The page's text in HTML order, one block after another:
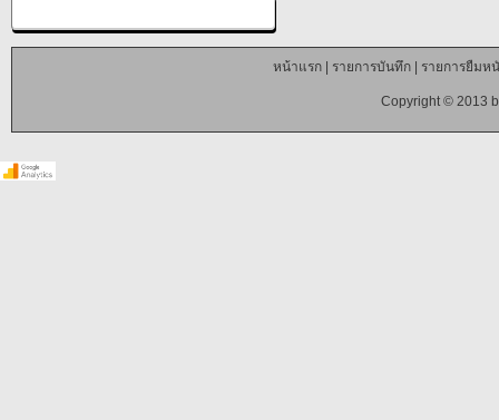
หน้าแรก| รายการบันทึก| รายการยืมห
Copyright © 2013